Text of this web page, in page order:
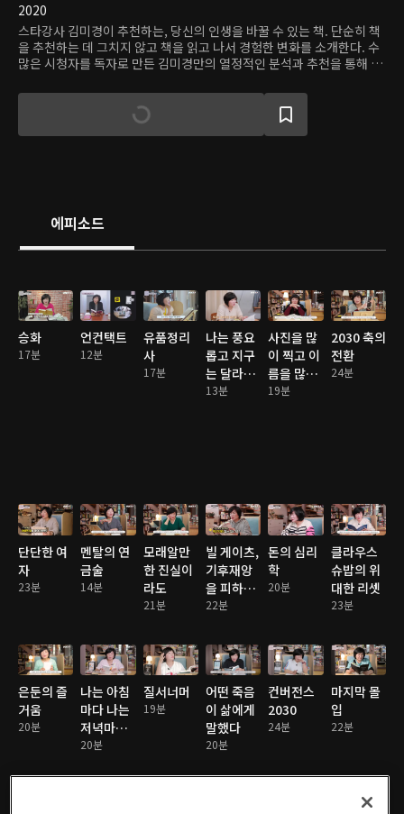
2020
스타강사 김미경이 추천하는, 당신의 인생을 바꿀 수 있는 책. 단순히 책
을 추천하는 데 그치지 않고 책을 읽고 나서 경험한 변화를 소개한다. 수
많은 시청자를 독자로 만든 김미경만의 열정적인 분석과 추천을 통해 좋
에피소드
승화
17분
언컨택트
12분
유품정리
사
17분
나는 풍요
롭고 지구
는 달라졌
다
13분
사진을 많
이 찍고 이
름을 많이
불러줘
19분
2030 축의
전환
24분
단단한 여
자
23분
멘탈의 연
금술
14분
모래알만
한 진실이
라도
21분
빌 게이츠,
기후재앙
을 피하는
법
22분
돈의 심리
학
20분
클라우스
슈밥의 위
대한 리셋
23분
은둔의 즐
거움
20분
나는 아침
마다 나는
저녁마다
(최종)
20분
질서너머
19분
어떤 죽음
이 삶에게
말했다
20분
컨버전스
2030
24분
마지막 몰
입
22분